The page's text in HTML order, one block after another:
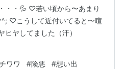
・・💦 ♡若い頃から〜あまり
♡こうして近付いてると〜喧
ヤしてました（汗）
ワワ #険悪 #想い出